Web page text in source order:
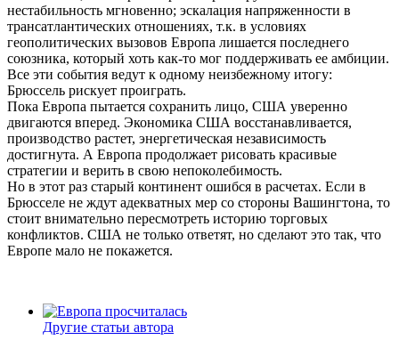
нестабильность мгновенно; эскалация напряженности в
трансатлантических отношениях, т.к. в условиях
геополитических вызовов Европа лишается последнего
союзника, который хоть как-то мог поддерживать ее амбиции.
Все эти события ведут к одному неизбежному итогу:
Брюссель рискует проиграть.
Пока Европа пытается сохранить лицо, США уверенно
двигаются вперед. Экономика США восстанавливается,
производство растет, энергетическая независимость
достигнута. А Европа продолжает рисовать красивые
стратегии и верить в свою непоколебимость.
Но в этот раз старый континент ошибся в расчетах. Если в
Брюсселе не ждут адекватных мер со стороны Вашингтона, то
стоит внимательно пересмотреть историю торговых
конфликтов. США не только ответят, но сделают это так, что
Европе мало не покажется.
Другие статьи автора